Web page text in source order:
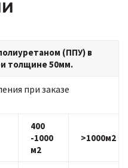
(ППУ) в
толщине 50мм.
при заказе
400
-1000
м2
>1000м2